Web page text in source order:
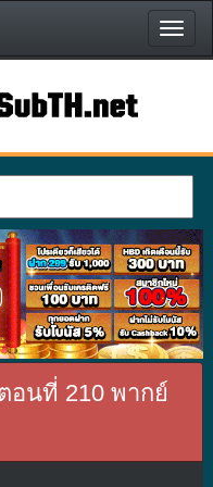
หน้า
แรก
อนที่ 210 พากย์